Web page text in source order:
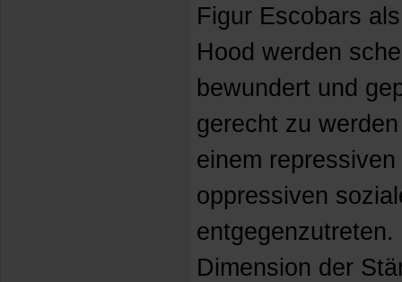
Figur Escobars
Hood werden
bewundert und
gerecht zu
einem
oppressiven
Dimension der